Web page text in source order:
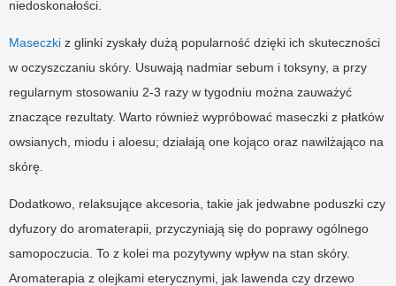
niedoskonałości.
Maseczki z glinki zyskały dużą popularność dzięki ich skuteczności
w oczyszczaniu skóry. Usuwają nadmiar sebum i toksyny, a przy
regularnym stosowaniu 2-3 razy w tygodniu można zauważyć
znaczące rezultaty. Warto również wypróbować maseczki z płatków
owsianych, miodu i aloesu; działają one kojąco oraz nawilżająco na
skórę.
Dodatkowo, relaksujące akcesoria, takie jak jedwabne poduszki czy
dyfuzory do aromaterapii, przyczyniają się do poprawy ogólnego
samopoczucia. To z kolei ma pozytywny wpływ na stan skóry.
Aromaterapia z olejkami eterycznymi, jak lawenda czy drzewo